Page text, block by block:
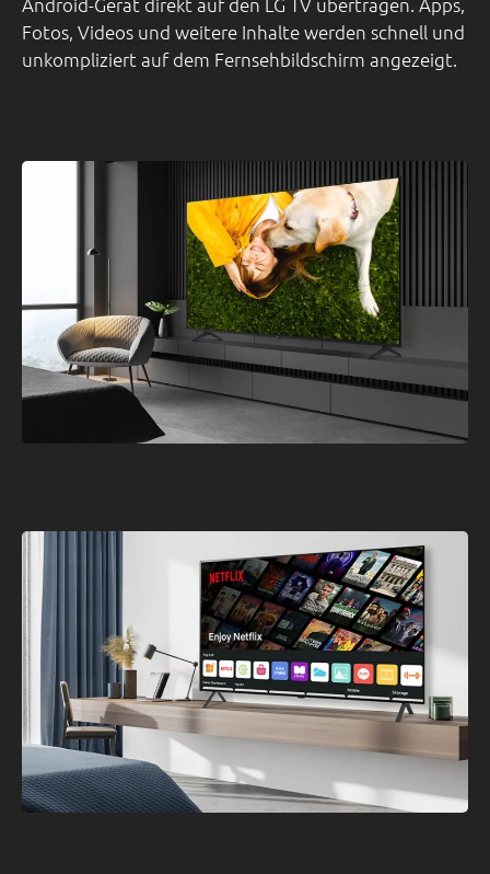
Fotos, Videos und weitere Inhalte werden schnell und
unkompliziert auf dem Fernsehbildschirm angezeigt.